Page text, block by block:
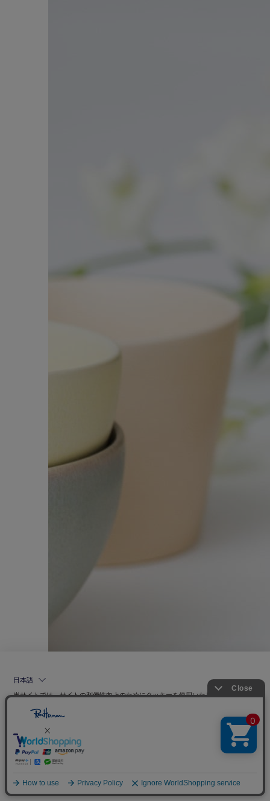
日本語
当サイトでは、サイトの利便性向上のためにクッキーを使用いたします。ボタン
ーの使用に同意したことになります。クッキーを通じて収集する情報には「お客
クッキーポリシ
ー
をご確認ください。